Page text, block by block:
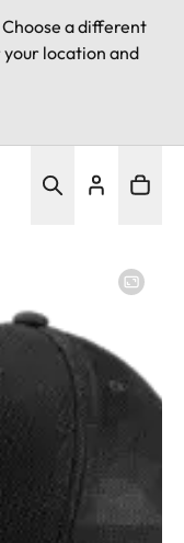
Choose a different
location and